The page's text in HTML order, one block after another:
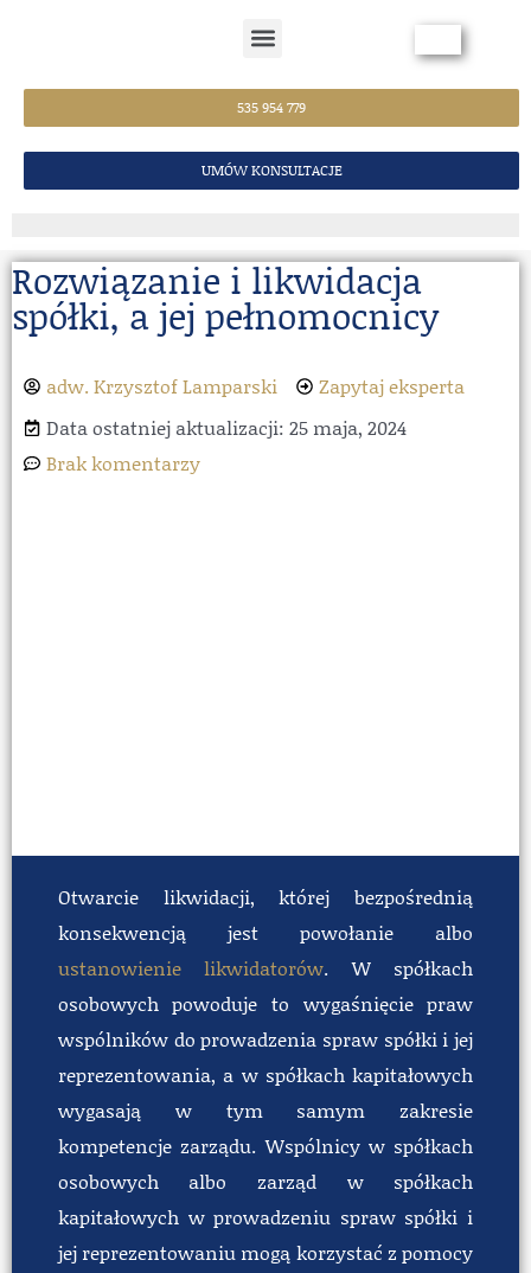
535 954 779
UMÓW KONSULTACJE
Rozwiązanie i likwidacja
spółki, a jej pełnomocnicy
adw. Krzysztof Lamparski
Zapytaj eksperta
Data ostatniej aktualizacji: 25 maja, 2024
Brak komentarzy
Otwarcie likwidacji, której bezpośrednią
konsekwencją jest powołanie albo
ustanowienie likwidatorów. W spółkach
osobowych powoduje to wygaśnięcie praw
wspólników do prowadzenia spraw spółki i jej
reprezentowania, a w spółkach kapitałowych
wygasają w tym samym zakresie
kompetencje zarządu. Wspólnicy w spółkach
osobowych albo zarząd w spółkach
kapitałowych w prowadzeniu spraw spółki i
jej reprezentowaniu mogą korzystać z pomocy